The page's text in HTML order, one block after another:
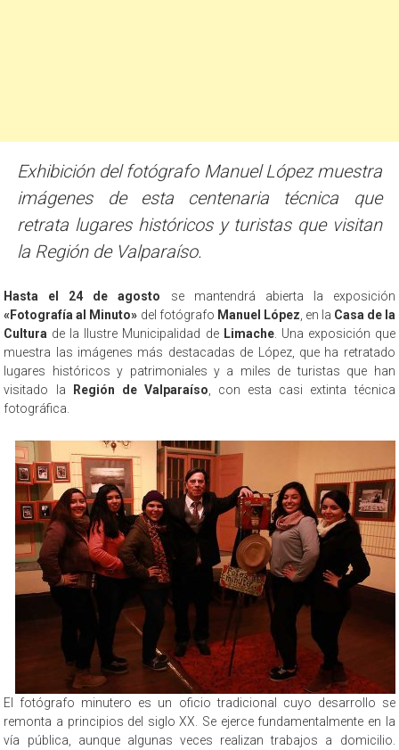
Exhibición del fotógrafo Manuel López muestra
imágenes de esta centenaria técnica que
retrata lugares históricos y turistas que visitan
la Región de Valparaíso.
Hasta el 24 de agosto se mantendrá abierta la exposición
«Fotografía al Minuto» del fotógrafo Manuel López , en la Casa de la
Cultura de la Ilustre Municipalidad de Limache. Una exposición que
muestra las imágenes más destacadas de López, que ha retratado
lugares históricos y patrimoniales y a miles de turistas que han
visitado la Región de Valparaíso , con esta casi extinta técnica
fotográfica.
El fotógrafo minutero es un oficio tradicional cuyo desarrollo se
remonta a principios del siglo XX. Se ejerce fundamentalmente en la
vía pública, aunque algunas veces realizan trabajos a domicilio.